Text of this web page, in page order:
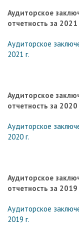
Аудиторское
отчетность за 2021
Аудиторское
2021 г.
Аудиторское
отчетность за 2020
Аудиторское
2020 г.
Аудиторское
отчетность за 2019
Аудиторское
2019 г.